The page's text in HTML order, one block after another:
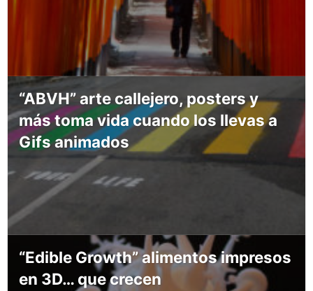
“ABVH” arte callejero, posters y
más toma vida cuando los llevas a
Gifs animados
“Edible Growth” alimentos impresos
en 3D… que crecen